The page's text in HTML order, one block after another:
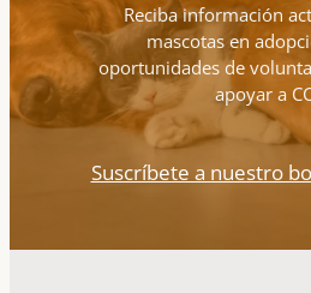
Reciba información
mascotas en
oportunidades de
apoyar a
Suscríbete a nuestro